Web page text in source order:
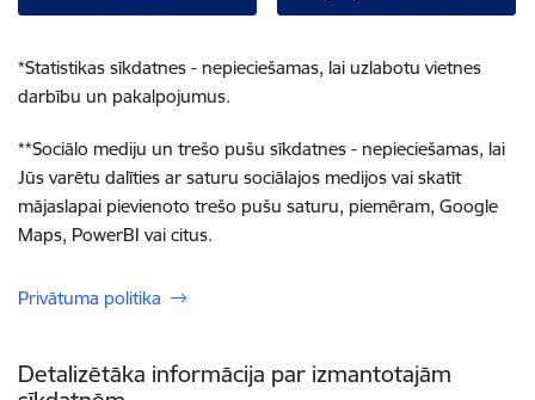
*Statistikas sīkdatnes - nepieciešamas, lai uzlabotu vietnes
darbību un pakalpojumus.
**Sociālo mediju un trešo pušu sīkdatnes - nepieciešamas, lai
Jūs varētu dalīties ar saturu sociālajos medijos vai skatīt
mājaslapai pievienoto trešo pušu saturu, piemēram, Google
Maps, PowerBI vai citus.
Privātuma politika
Detalizētāka informācija par izmantotajām